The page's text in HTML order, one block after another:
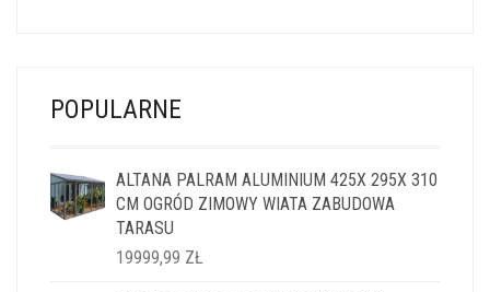
POPULARNE
ALTANA PALRAM ALUMINIUM 425X 295X 310
CM OGRÓD ZIMOWY WIATA ZABUDOWA
TARASU
19999,99 ZŁ